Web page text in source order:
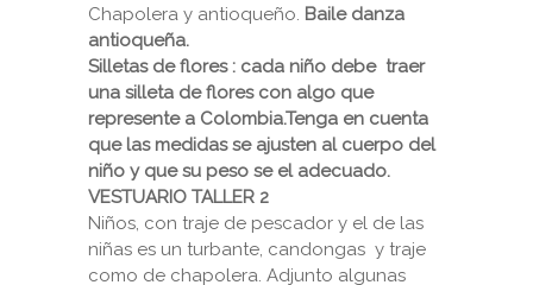
Chapolera y antioqueño. Baile danza
antioqueña.
Silletas de flores : cada niño debe traer
una silleta de flores con algo que
represente a Colombia.Tenga en cuenta
que las medidas se ajusten al cuerpo del
niño y que su peso se el adecuado.
VESTUARIO TALLER 2
Niños, con traje de pescador y el de las
niñas es un turbante, candongas y traje
como de chapolera. Adjunto algunas